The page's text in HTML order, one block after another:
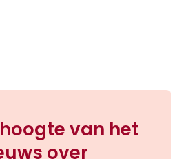
van het
over